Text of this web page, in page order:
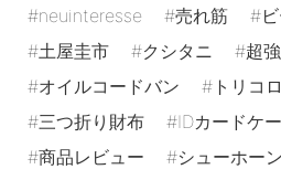
neuinteresse
売れ筋
土屋圭市
クシタニ
超
オイルコードバン
トリコ
三つ折り財布
IDカードケ
商品レビュー
シューホーン